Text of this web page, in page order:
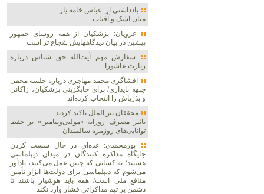
یادداشتی از: عباس خامه یار
میان اشک و آفتاب…
غرویان: پزشکیان از همه روسای جمهور
پیشین در بیان دیدگاههایش شجاع تر است
سفارش مهم آیت‌الله حق شناس درباره
زیارت عاشورا
افشاگری محمد مهاجری درباره جلسه مخفی
جبهه پایداری/ برای جایگزینی پزشکیان، زاکانی
و بذرپاش را انتخاب کرده‌اند
محققان بین‌الملل تاکید کردند
تاثیر مصرف روزانه «مولتی‌ویتامین» بر حفظ
توانایی‌های روزمره سالمندان
پورمحمدی: عده‌ای در حال سست کردن
جایگاه مذاکره کنندگان در میدان دیپلماسی
هستند؛ به کسانی که چنین عمل می‌کنند، یادآور
می‌شوم که دیپلماسی برای دولت‌ها ابزار تأمین
منافع ملی است/ همه باید هوشیار باشند تا
دشمن بر تیم مذاکراتی فشار وارد نکند